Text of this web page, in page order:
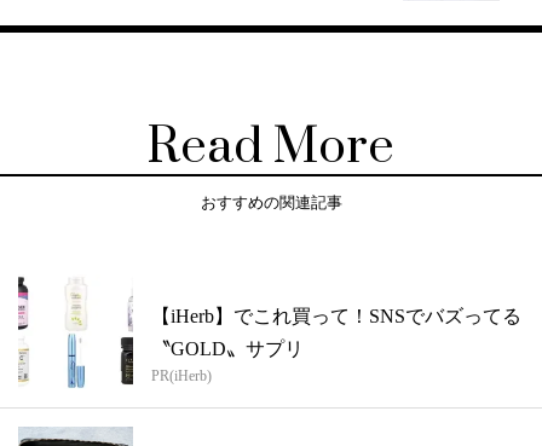
Read More
おすすめの関連記事
【iHerb】でこれ買って！SNSでバズってる
〝GOLD〟サプリ
PR(iHerb)